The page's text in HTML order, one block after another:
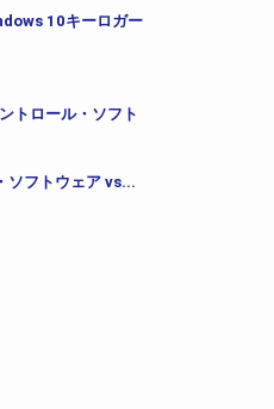
10キーロガー
トロール・ソフト
ソフトウェア vs...